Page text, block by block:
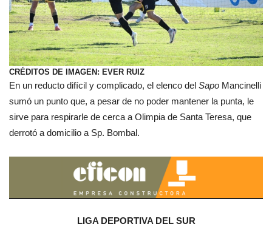
CRÉDITOS DE IMAGEN: EVER RUIZ
En un reducto difícil y complicado, el elenco del Sapo Mancinelli
sumó un punto que, a pesar de no poder mantener la punta, le
sirve para respirarle de cerca a Olimpia de Santa Teresa, que
derrotó a domicilio a Sp. Bombal.
LIGA DEPORTIVA DEL SUR